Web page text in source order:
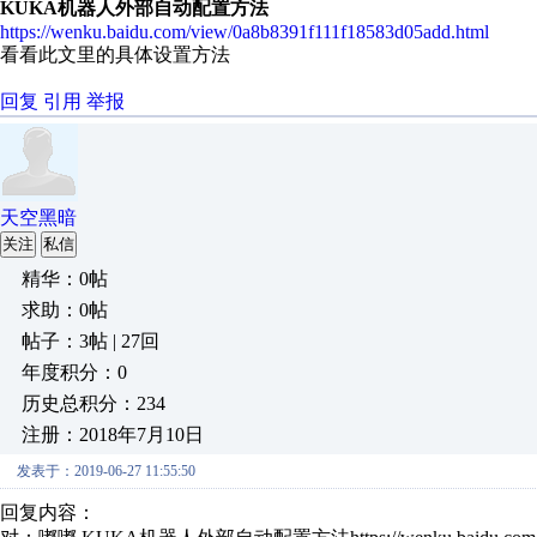
KUKA机器人外部自动配置方法
https://wenku.baidu.com/view/0a8b8391f111f18583d05add.html
看看此文里的具体设置方法
回复 引用 举报
天空黑暗
关注 私信
精华：0帖
求助：0帖
帖子：3帖 | 27回
年度积分：0
历史总积分：234
注册：2018年7月10日
发表于：2019-06-27 11:55:50
回复内容：